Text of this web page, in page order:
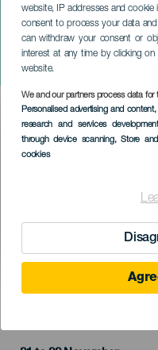
website, IP addresses and
consent to process your data
can withdraw your consent or
interest at any time by clicking on
website.
We and our partners process data for
Personalised advertising and
research and services development
through device scanning, Store
cookies
Festival Riot
TENERIFE
Imagen
Listado